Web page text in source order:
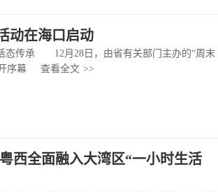
动在海口启动
传承 12月28日，由省有关部门主办的“周末
序幕
查看全文 >>
西全面融入大湾区“一小时生活